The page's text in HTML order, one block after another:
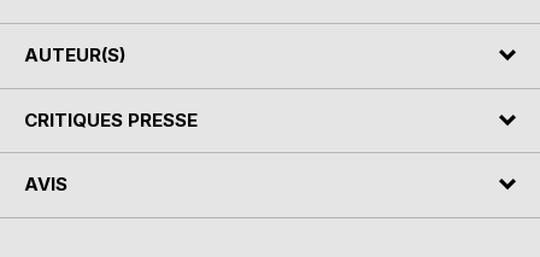
AUTEUR(S)
CRITIQUES PRESSE
AVIS